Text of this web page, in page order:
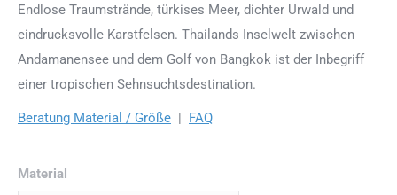
Endlose Traumstrände, türkises Meer, dichter Urwald und
eindrucksvolle Karstfelsen. Thailands Inselwelt zwischen
Andamanensee und dem Golf von Bangkok ist der Inbegriff
einer tropischen Sehnsuchtsdestination.
Beratung Material / Größe | FAQ
Material